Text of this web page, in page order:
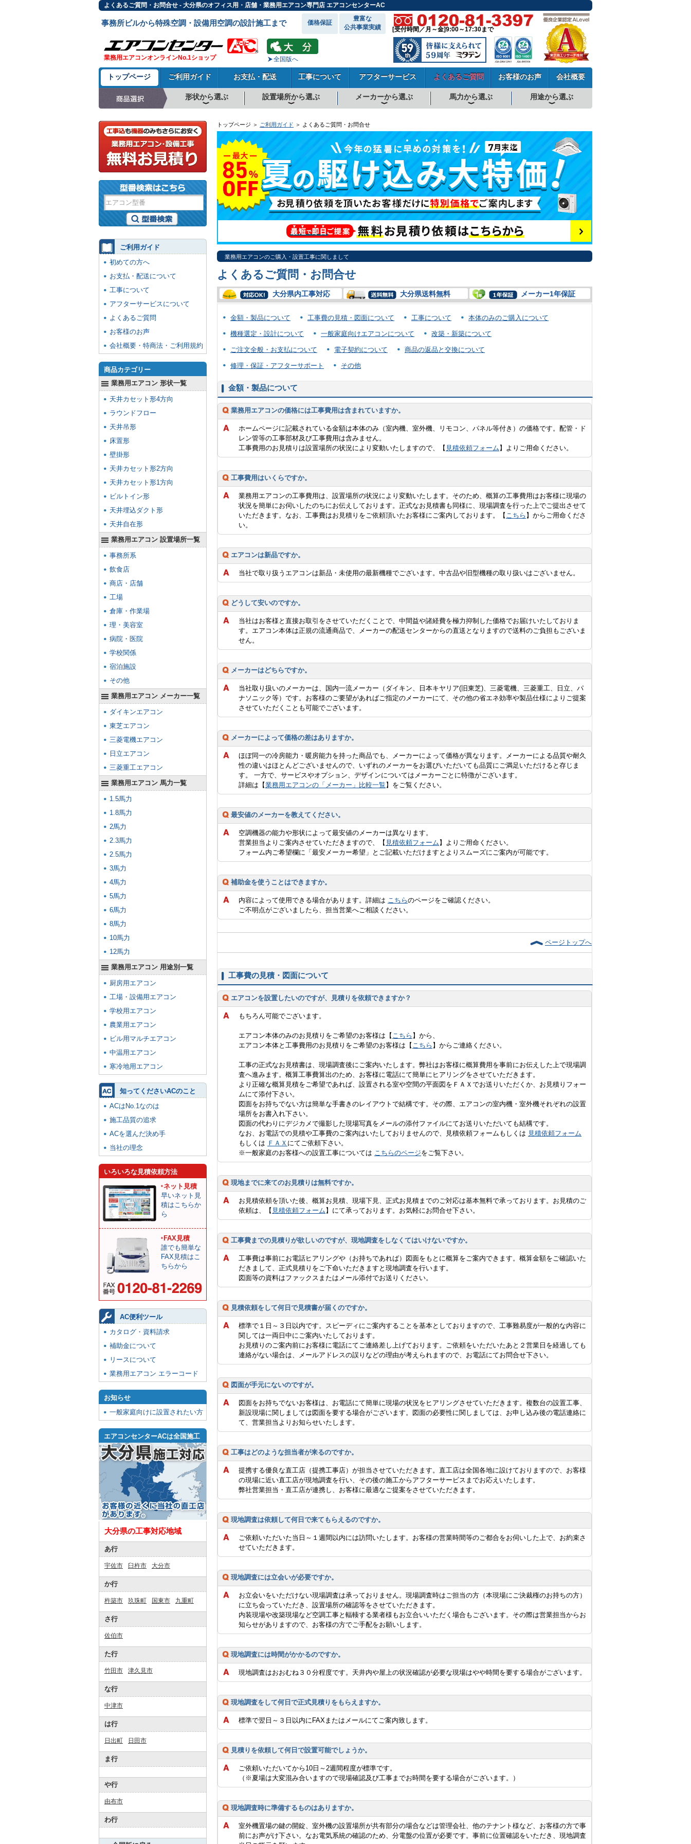
よくあるご質問・お問合せ - 大分県のオフィス用・店舗・業務用エアコン専門店 エアコンセンターAC
事務所ビルから特殊空調・設備用空調の設計施工まで 価格保証
豊富な
公共事業実績
業務用エアコンオンラインNo.1ショップ 全国版へ
[受付時間／月～金]9:00～17:30まで
トップページ ご利用ガイド お支払・配送 工事について アフターサービス よくあるご質問 お客様のお声 会社概要
形状から選ぶ 設置場所から選ぶ メーカーから選ぶ 馬力から選ぶ 用途から選ぶ
トップページ ＞ ご利用ガイド ＞ よくあるご質問・お問合せ
業務用エアコンのご購入・設置工事に関しまして
よくあるご質問・お問合せ
大分県内工事対応 大分県送料無料 メーカー1年保証
金額・製品について 工事費の見積・図面について 工事について 本体のみのご購入について
機種選定・設計について 一般家庭向けエアコンについて 改築・新築について
ご注文全般・お支払について 電子契約について 商品の返品と交換について
修理・保証・アフターサポート その他
金額・製品について
業務用エアコンの価格には工事費用は含まれていますか。
ホームページに記載されている金額は本体のみ（室内機、室外機、リモコン、パネル等付き）の価格です。配管・ド
レン管等の工事部材及び工事費用は含みません。
工事費用のお見積りは設置場所の状況により変動いたしますので、【 見積依頼フォーム 】よりご用命ください。
工事費用はいくらですか。
業務用エアコンの工事費用は、設置場所の状況により変動いたします。そのため、概算の工事費用はお客様に現場の
状況を簡単にお伺いしたのちにお伝えしております。正式なお見積書も同様に、現場調査を行った上でご提出させて
いただきます。なお、工事費はお見積りをご依頼頂いたお客様にご案内しております。【 こちら 】からご用命くださ
い。
エアコンは新品ですか。
当社で取り扱うエアコンは新品・未使用の最新機種でございます。中古品や旧型機種の取り扱いはございません。
どうして安いのですか。
当社はお客様と直接お取引をさせていただくことで、中間益や諸経費を極力抑制した価格でお届けいたしておりま
す。エアコン本体は正規の流通商品で、メーカーの配送センターからの直送となりますので送料のご負担もございま
せん。
メーカーはどちらですか。
当社取り扱いのメーカーは、国内一流メーカー（ダイキン、日本キヤリア(旧東芝)、三菱電機、三菱重工、日立、パ
ナソニック等）です。お客様のご要望があればご指定のメーカーにて、その他の省エネ効率や製品仕様によりご提案
させていただくことも可能でございます。
メーカーによって価格の差はありますか。
ほぼ同一の冷房能力・暖房能力を持った商品でも、メーカーによって価格が異なります。メーカーによる品質や耐久
性の違いはほとんどございませんので、いずれのメーカーをお選びいただいても品質にご満足いただけると存じま
す。 一方で、サービスやオプション、デザインについてはメーカーごとに特徴がございます。
詳細は【業務用エアコンの「メーカー」比較一覧 】をご覧ください。
最安値のメーカーを教えてください。
空調機器の能力や形状によって最安値のメーカーは異なります。
営業担当よりご案内させていただきますので、【 見積依頼フォーム 】よりご用命ください。
フォーム内ご希望欄に「最安メーカー希望」とご記載いただけますとよりスムーズにご案内が可能です。
補助金を使うことはできますか。
内容によって使用できる場合があります。詳細は こちらのページをご確認ください。
ご不明点がございましたら、担当営業へご相談ください。
ページトップへ
工事費の見積・図面について
エアコンを設置したいのですが、見積りを依頼できますか？
もちろん可能でございます。
エアコン本体のみのお見積りをご希望のお客様は【 こちら 】から、
エアコン本体と工事費用のお見積りをご希望のお客様は【 こちら 】からご連絡ください。
工事の正式なお見積書は、現場調査後にご案内いたします。弊社はお客様に概算費用を事前にお伝えした上で現場調
査へ進みます。概算工事費算出のため、お客様に電話にて簡単にヒアリングをさせていただきます。
より正確な概算見積をご希望であれば、設置される室や空間の平面図をＦＡＸでお送りいただくか、お見積りフォー
ムにて添付下さい。
図面をお持ちでない方は簡単な手書きのレイアウトで結構です。その際、エアコンの室内機・室外機それぞれの設置
場所をお書入れ下さい。
図面の代わりにデジカメで撮影した現場写真をメールの添付ファイルにてお送りいただいても結構です。
なお、お電話での見積や工事費のご案内はいたしておりませんので、見積依頼フォームもしくは 見積依頼フォーム
もしくは ＦＡＸ にてご依頼下さい。
※一般家庭のお客様への設置工事については こちらのページをご覧下さい。
現地までに来てのお見積りは無料ですか。
お見積依頼を頂いた後、概算お見積、現場下見、正式お見積までのご対応は基本無料で承っております。お見積のご
依頼は、【 見積依頼フォーム 】にて承っております。お気軽にお問合せ下さい。
工事費までの見積りが欲しいのですが、現地調査をしなくてはいけないですか。
工事費は事前にお電話ヒアリングや（お持ちであれば）図面をもとに概算をご案内できます。概算金額をご確認いた
だきまして、正式見積りをご下命いただきますと現地調査を行います。
図面等の資料はファックスまたはメール添付でお送りください。
見積依頼をして何日で見積書が届くのですか。
標準で１日～３日以内です。スピーディにご案内することを基本としておりますので、工事難易度が一般的な内容に
関しては一両日中にご案内いたしております。
お見積りのご案内前にお客様に電話にてご連絡差し上げております。ご依頼をいただいたあと２営業日を経過しても
連絡がない場合は、メールアドレスの誤りなどの理由が考えられますので、お電話にてお問合せ下さい。
図面が手元にないのですが。
図面をお持ちでないお客様は、お電話にて簡単に現場の状況をヒアリングさせていただきます。複数台の設置工事、
新設現場に関しましては図面を要する場合がございます。図面の必要性に関しましては、お申し込み後の電話連絡に
て、営業担当よりお知らせいたします。
工事はどのような担当者が来るのですか。
提携する優良な直工店（提携工事店）が担当させていただきます。直工店は全国各地に設けておりますので、お客様
の現場に近い直工店が現地調査を行い、その後の施工からアフターサービスまでお応えいたします。
弊社営業担当・直工店が連携し、お客様に最適なご提案をさせていただきます。
現地調査は依頼して何日で来てもらえるのですか。
ご依頼いただいた当日～１週間以内には訪問いたします。お客様の営業時間等のご都合をお伺いした上で、お約束さ
せていただきます。
現地調査には立会いが必要ですか。
お立会いをいただけない現場調査は承っておりません。現場調査時はご担当の方（本現場にご決裁権のお持ちの方）
に立ち会っていただき、設置場所の確認等をさせていただきます。
内装現場や改築現場など空調工事と輻輳する業者様もお立合いいただく場合もございます。その際は営業担当からお
知らせがありますので、お客様の方でご手配をお願いします。
現地調査には時間がかかるのですか。
現地調査はおおむね３０分程度です。天井内や屋上の状況確認が必要な現場はやや時間を要する場合がございます。
現地調査をして何日で正式見積りをもらえますか。
標準で翌日～３日以内にFAXまたはメールにてご案内致します。
見積りを依頼して何日で設置可能でしょうか。
ご依頼いただいてから10日～2週間程度が標準です。
（※夏場は大変混み合いますので現場確認及び工事までお時間を要する場合がございます。）
現地調査時に準備するものはありますか。
室外機置場の鍵の開錠、室外機の設置場所が共有部分の場合などは管理会社、他のテナント様など、お客様の方で事
前にお声がけ下さい。なお電気系統の確認のため、分電盤の位置が必要です。事前に位置確認をいただき、現地調査
ご利用ガイド
初めての方へ
お支払・配送について
工事について
アフターサービスについて
よくあるご質問
お客様のお声
会社概要・特商法・ご利用規約
商品カテゴリー
業務用エアコン 形状一覧
天井カセット形4方向
ラウンドフロー
天井吊形
床置形
壁掛形
天井カセット形2方向
天井カセット形1方向
ビルトイン形
天井埋込ダクト形
天井自在形
業務用エアコン 設置場所一覧
事務所系
飲食店
商店・店舗
工場
倉庫・作業場
理・美容室
病院・医院
学校関係
宿泊施設
その他
業務用エアコン メーカー一覧
ダイキンエアコン
東芝エアコン
三菱電機エアコン
日立エアコン
三菱重工エアコン
業務用エアコン 馬力一覧
1.5馬力
1.8馬力
2馬力
2.3馬力
2.5馬力
3馬力
4馬力
5馬力
6馬力
8馬力
10馬力
12馬力
業務用エアコン 用途別一覧
厨房用エアコン
工場・設備用エアコン
学校用エアコン
農業用エアコン
ビル用マルチエアコン
中温用エアコン
寒冷地用エアコン
知ってくださいACのこと
ACはNo.1なのは
施工品質の追求
ACを選んだ決め手
当社の理念
いろいろな見積依頼方法
ネット見積
早いネット見
積はこちらか
ら
FAX見積
誰でも簡単な
FAX見積はこ
ちらから
AC便利ツール
カタログ・資料請求
補助金について
リースについて
業務用エアコン エラーコード
お知らせ
一般家庭向けに設置されたい方
エアコンセンターACは全国施工
大分県の工事対応地域
あ行
宇佐市 臼杵市 大分市
か行
杵築市 玖珠町 国東市 九重町
さ行
佐伯市
た行
竹田市 津久見市
な行
中津市
は行
日出町 日田市
ま行
や行
由布市
わ行